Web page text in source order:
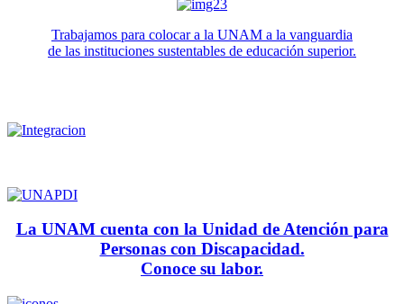
Trabajamos para colocar a la UNAM a la vanguardia
de las instituciones sustentables de educación superior.
La UNAM cuenta con la Unidad de Atención para
Personas con Discapacidad.
Conoce su labor.